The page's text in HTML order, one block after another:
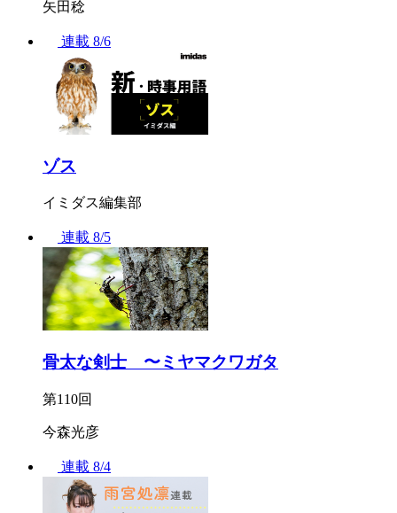
矢田稔
連載 8/6
ゾス
イミダス編集部
連載 8/5
骨太な剣士 〜ミヤマクワガタ
第110回
今森光彦
連載 8/4